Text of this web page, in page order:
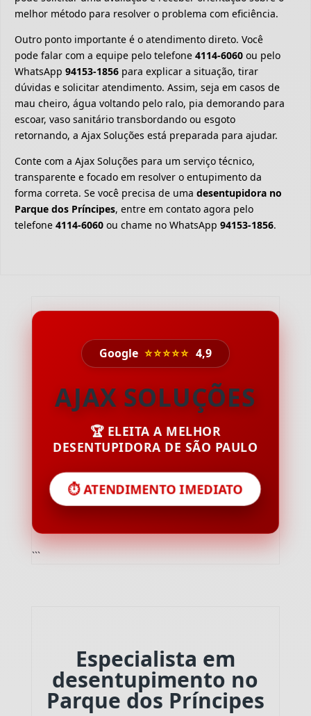
melhor método para resolver o problema com eficiência.
Outro ponto importante é o atendimento direto. Você
pode falar com a equipe pelo telefone 4114-6060 ou pelo
WhatsApp 94153-1856 para explicar a situação, tirar
dúvidas e solicitar atendimento. Assim, seja em casos de
mau cheiro, água voltando pelo ralo, pia demorando para
escoar, vaso sanitário transbordando ou esgoto
retornando, a Ajax Soluções está preparada para ajudar.
Conte com a Ajax Soluções para um serviço técnico,
transparente e focado em resolver o entupimento da
forma correta. Se você precisa de uma desentupidora no
Parque dos Príncipes, entre em contato agora pelo
telefone 4114-6060 ou chame no WhatsApp 94153-1856.
Google ⭐⭐⭐⭐⭐ 4,9
AJAX SOLUÇÕES
🏆 ELEITA A MELHOR
DESENTUPIDORA DE SÃO PAULO
⏱️ ATENDIMENTO IMEDIATO
```
Especialista em
desentupimento no
Parque dos Príncipes